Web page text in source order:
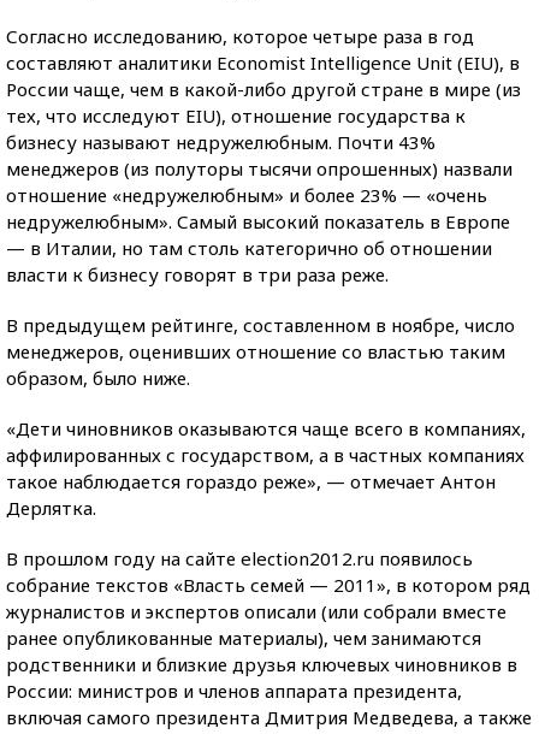
Согласно исследованию, которое четыре раза в год
составляют аналитики Economist Intelligence Unit (EIU), в
России чаще, чем в какой-либо другой стране в мире (из
тех, что исследуют EIU), отношение государства к
бизнесу называют недружелюбным. Почти 43%
менеджеров (из полуторы тысячи опрошенных) назвали
отношение «недружелюбным» и более 23% — «очень
недружелюбным». Самый высокий показатель в Европе
— в Италии, но там столь категорично об отношении
власти к бизнесу говорят в три раза реже.
В предыдущем рейтинге, составленном в ноябре, число
менеджеров, оценивших отношение со властью таким
образом, было ниже.
«Дети чиновников оказываются чаще всего в компаниях,
аффилированных с государством, а в частных компаниях
такое наблюдается гораздо реже», — отмечает Антон
Дерлятка.
В прошлом году на сайте election2012.ru появилось
собрание текстов «Власть семей — 2011», в котором ряд
журналистов и экспертов описали (или собрали вместе
ранее опубликованные материалы), чем занимаются
родственники и близкие друзья ключевых чиновников в
России: министров и членов аппарата президента,
включая самого президента Дмитрия Медведева, а также